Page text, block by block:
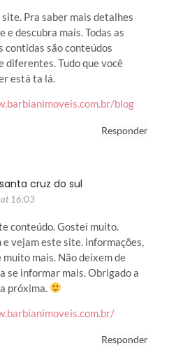
Pra saber mais detalhes
e descubra mais. Todas as
contidas são conteúdos
diferentes. Tudo que você
está ta lá.
blog
Responder
cruz do sul
16:03
conteúdo. Gostei muito.
vejam este site. informações,
muito mais. Não deixem de
se informar mais. Obrigado a
próxima.
Responder